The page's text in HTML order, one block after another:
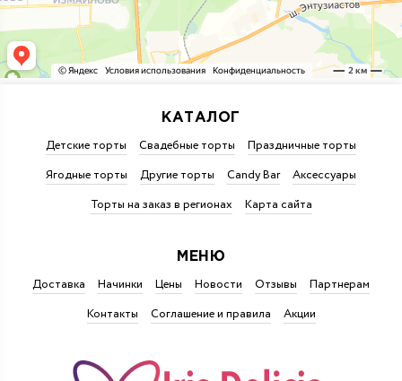
КАТАЛОГ
Детские торты Свадебные торты
Праздничные торты
Ягодные торты
Другие торты Candy Bar
Аксессуары
Торты на заказ в регионах
Карта сайта
МЕНЮ
Доставка Начинки Цены Новости Отзывы
Партнерам
Контакты
Соглашение и правила Акции